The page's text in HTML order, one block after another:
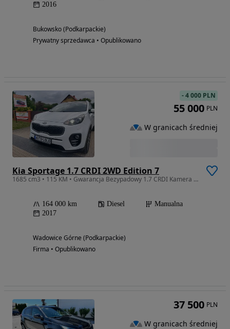
2016
Bukowsko (Podkarpackie)
Prywatny sprzedawca • Opublikowano
Kia Sportage 1.7 CRDI 2WD Edition 7
1685 cm3 • 115 KM • Gwarancja Bezypadowy 1.7 CRDI Kamera Nawi
164 000 km Diesel
Manualna
2017
Wadowice Górne (Podkarpackie)
Firma • Opublikowano
-4 000 PLN
55 000 PLN
W granicach średniej
37 500 PLN
W granicach średniej